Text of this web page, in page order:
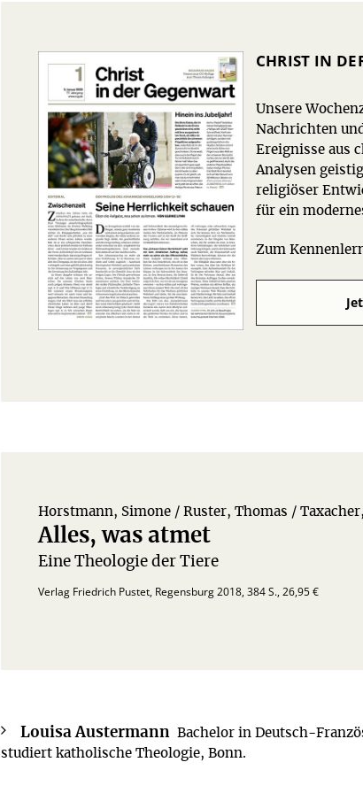
CHRIST IN
Unsere
Nachrichten
Ereignisse aus
Analysen
religiöser
für ein
Zum
Horstmann, Simone / Ruster, Thomas /
Alles, was atmet
.
Eine Theologie der Tiere
Verlag Friedrich Pustet, Regensburg 2018, 384 S., 26,95 €
Louisa Austermann
Bachelor in Deutsch-
studiert katholische Theologie, Bonn.